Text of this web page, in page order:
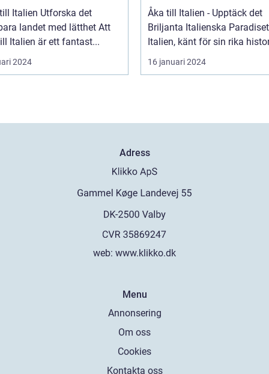
Utforska det
landet med lätthet Att
Italien är ett fantast...
2024
Åka till Italien - Upptäck det
Briljanta Italienska Paradiset
Italien, känt för sin rika
16 januari 2024
Adress
web: www.klikko.dk
Menu
Annonsering
Om oss
Cookies
Kontakta oss